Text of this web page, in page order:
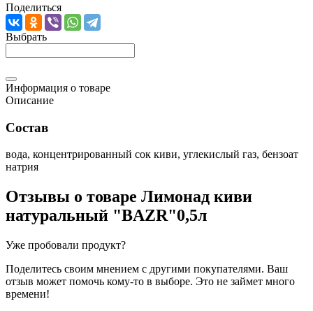
Поделиться
Выбрать
Информация о товаре
Описание
Состав
вода, концентрированный сок киви, углекислый газ, бензоат
натрия
Отзывы о товаре Лимонад киви
натуральный "BAZR"0,5л
Уже пробовали продукт?
Поделитесь своим мнением с другими покупателями. Ваш
отзыв может помочь кому-то в выборе. Это не займет много
времени!